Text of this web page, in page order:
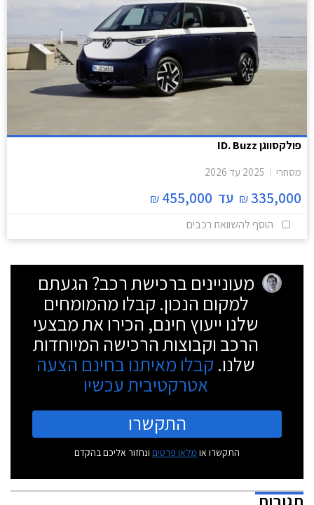
פולקסווגן ID. Buzz
מסחרי 2025 עד 2026
335,000
₪ עד 455,000
₪
הוסף להשוואת רכבים
מעוניינים ברכישת רכב? הגעתם
למקום הנכון. קבלו מהמומחים
שלנו ייעוץ חינם, הכירו את מבצעי
הרכב וקבוצות הרכישה המיוחדות
שלנו. קבלו מאיתנו בחינם הצעה
אטרקטיבית עכשיו
התקשרו
התקשרו או מלאו פרטים ונחזור אליכם בהקדם